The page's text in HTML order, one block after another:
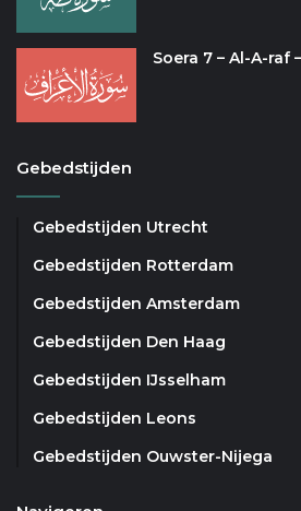
Soera 7 – Al-A-raf
Gebedstijden
Gebedstijden Utrecht
Gebedstijden Rotterdam
Gebedstijden Amsterdam
Gebedstijden Den Haag
Gebedstijden IJsselham
Gebedstijden Leons
Gebedstijden Ouwster-Nijega